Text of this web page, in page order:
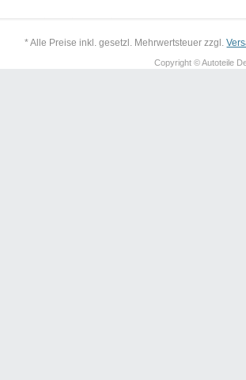
* Alle Preise inkl. gesetzl. Mehrwertsteuer zzgl.
Copyright © Autoteile